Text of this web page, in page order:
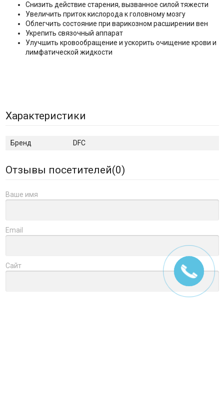
Снизить действие старения, вызванное силой тяжести
Увеличить приток кислорода к головному мозгу
Облегчить состояние при варикозном расширении вен
Укрепить связочный аппарат
Улучшить кровообращение и ускорить очищение крови и
лимфатической жидкости
Характеристики
Бренд DFC
Отзывы посетителей(0)
Ваше имя
Email
Сайт